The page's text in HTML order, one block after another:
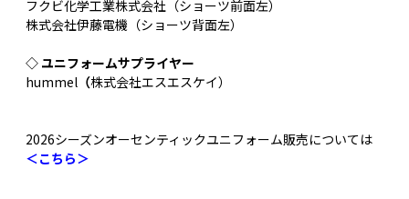
フクビ化学工業株式会社（ショーツ前面左）
株式会社伊藤電機（ショーツ背面左）
◇ ユニフォームサプライヤー
hummel （株式会社エスエスケイ）
2026シーズンオーセンティックユニフォーム販売については
＜こちら＞